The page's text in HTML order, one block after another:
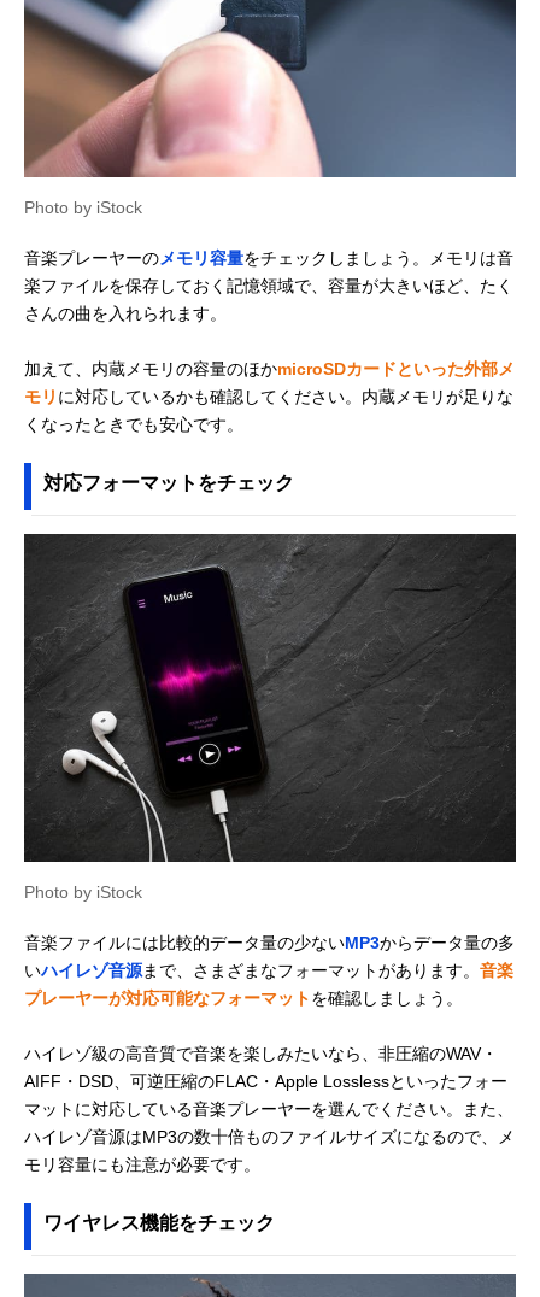
Photo by iStock
音楽プレーヤーのメモリ容量をチェックしましょう。メモリは音
楽ファイルを保存しておく記憶領域で、容量が大きいほど、たく
さんの曲を入れられます。
加えて、内蔵メモリの容量のほかmicroSDカードといった外部メ
モリ に対応しているかも確認してください。内蔵メモリが足りな
くなったときでも安心です。
対応フォーマットをチェック
Photo by iStock
音楽ファイルには比較的データ量の少ないMP3からデータ量の多
いハイレゾ音源まで、さまざまなフォーマットがあります。 音楽
プレーヤーが対応可能なフォーマットを確認しましょう。
ハイレゾ級の高音質で音楽を楽しみたいなら、非圧縮のWAV・
AIFF・DSD、可逆圧縮のFLAC・Apple Losslessといったフォー
マットに対応している音楽プレーヤーを選んでください。また、
ハイレゾ音源はMP3の数十倍ものファイルサイズになるので、メ
モリ容量にも注意が必要です。
ワイヤレス機能をチェック